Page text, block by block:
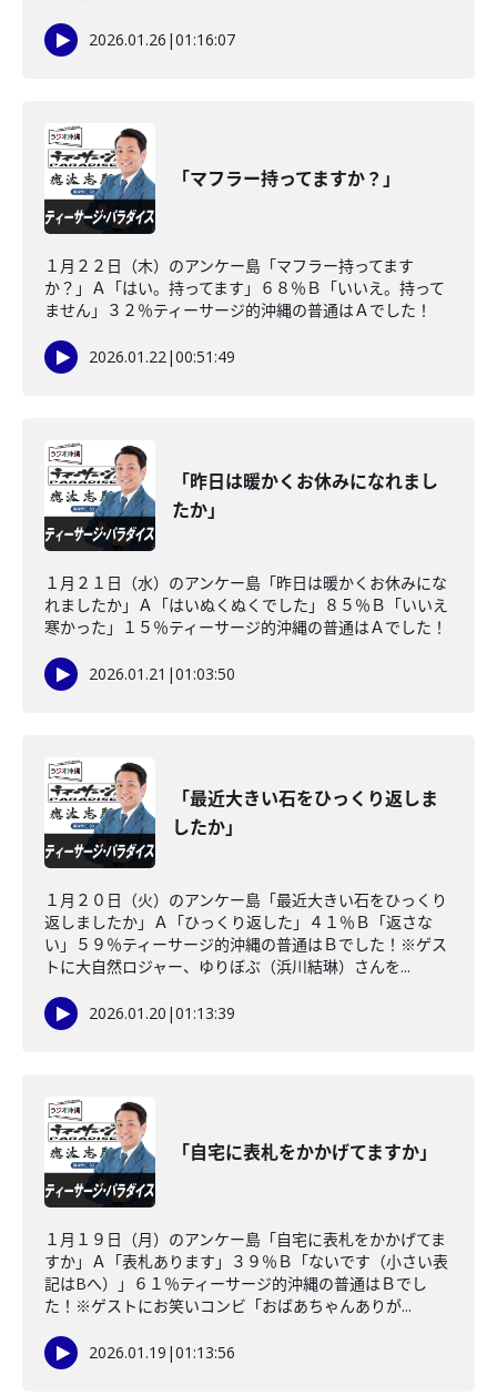
2026.01.26 |01:16:07
「マフラー持ってますか？」
１月２２日（木）のアンケー島「マフラー持ってます
か？」Ａ「はい。持ってます」６８％Ｂ「いいえ。持って
ません」３２％ティーサージ的沖縄の普通はＡでした！
2026.01.22|00:51:49
「昨日は暖かくお休みになれまし
たか」
１月２１日（水）のアンケー島「昨日は暖かくお休みにな
れましたか」Ａ「はいぬくぬくでした」８５％Ｂ「いいえ
寒かった」１５％ティーサージ的沖縄の普通はＡでした！
2026.01.21 |01:03:50
「最近大きい石をひっくり返しま
したか」
１月２０日（火）のアンケー島「最近大きい石をひっくり
返しましたか」Ａ「ひっくり返した」４１％Ｂ「返さな
い」５９％ティーサージ的沖縄の普通はＢでした！※ゲス
トに大自然ロジャー、ゆりぼぶ（浜川結琳）さんを...
2026.01.20 |01:13:39
「自宅に表札をかかげてますか」
１月１９日（月）のアンケー島「自宅に表札をかかげてま
すか」Ａ「表札あります」３９％Ｂ「ないです（小さい表
記はBへ）」６１％ティーサージ的沖縄の普通はＢでし
た！※ゲストにお笑いコンビ「おばあちゃんありが...
2026.01.19 |01:13:56